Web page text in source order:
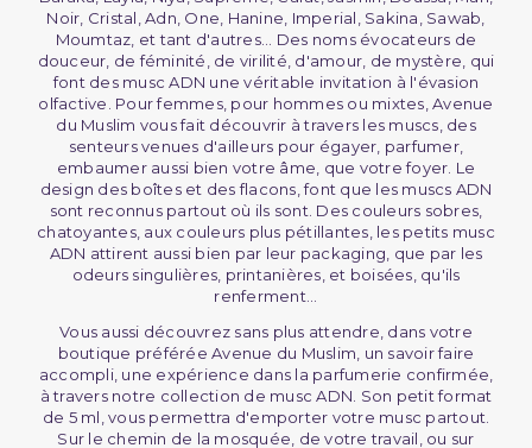
Noir, Cristal, Adn, One, Hanine, Imperial, Sakina, Sawab,
Moumtaz, et tant d'autres... Des noms évocateurs de
douceur, de féminité, de virilité, d'amour, de mystère, qui
font des musc ADN une véritable invitation à l'évasion
olfactive. Pour femmes, pour hommes ou mixtes, Avenue
du Muslim vous fait découvrir à travers les muscs, des
senteurs venues d'ailleurs pour égayer, parfumer,
embaumer aussi bien votre âme, que votre foyer. Le
design des boîtes et des flacons, font que les muscs ADN
sont reconnus partout où ils sont. Des couleurs sobres,
chatoyantes, aux couleurs plus pétillantes, les petits musc
ADN attirent aussi bien par leur packaging, que par les
odeurs singulières, printanières, et boisées, qu'ils
renferment...
Vous aussi découvrez sans plus attendre, dans votre
boutique préférée Avenue du Muslim, un savoir faire
accompli, une expérience dans la parfumerie confirmée,
à travers notre collection de musc ADN. Son petit format
de 5 ml, vous permettra d'emporter votre musc partout.
Sur le chemin de la mosquée, de votre travail, ou sur